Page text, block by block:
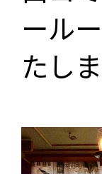
ール
たし